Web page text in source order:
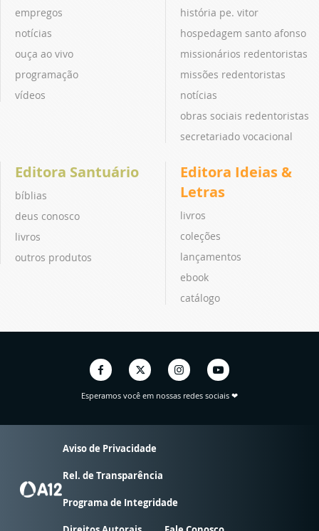
empregos
notícias
ouça ao vivo
programação
vídeos
história pe. vitor
hospedagem santo afonso
missionários redentoristas
missões redentoristas
notícias
obras sociais redentoristas
secretariado vocacional
Editora Santuário
bíblias
deus conosco
livros
outros produtos
Editora Ideias &
Letras
livros
coleções
lançamentos
ebook
catálogo
Esperamos você em nossas redes sociais ❤
Aviso de Privacidade
Rel. de Transparência
Programa de Integridade